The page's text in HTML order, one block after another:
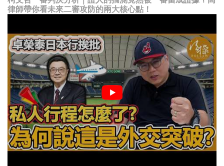
律師帶你看未來二審攻防的兩大核心點！